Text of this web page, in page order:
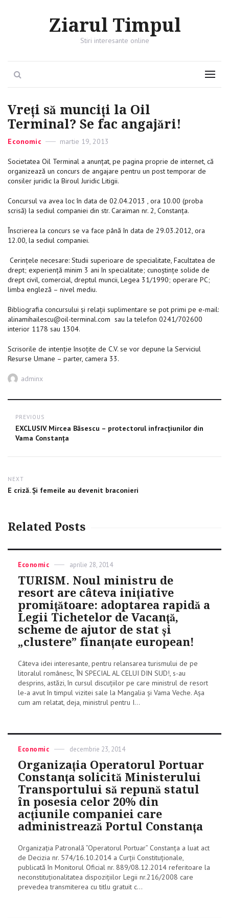
Ziarul Timpul
Stiri interesante online
Menu
Vreți să munciți la Oil
Terminal? Se fac angajări!
Categories
Economic
Posted
martie 19, 2013
Societatea Oil Terminal a anunțat, pe pagina proprie de internet, că
organizează un concurs de angajare pentru un post temporar de
consiler juridic la Biroul Juridic Litigii.
Concursul va avea loc în data de 02.04.2013 , ora 10.00 (proba
scrisă) la sediul companiei din str. Caraiman nr. 2, Constanța.
Înscrierea la concurs se va face până în data de 29.03.2012, ora
12.00, la sediul companiei.
Cerințele necesare: Studii superioare de specialitate, Facultatea de
drept; experiență minim 3 ani în specialitate; cunoștințe solide de
drept civil, comercial, dreptul muncii, Legea 31/1990; operare PC;
limba engleză – nivel mediu.
Bibliografia concursului și relații suplimentare se pot primi pe e-mail:
alinamihailescu@oil-terminal.com sau la telefon 0241/702600
interior 1178 sau 1304.
Scrisorile de intenție însoțite de C.V. se vor depune la Serviciul
Resurse Umane – parter, camera 33.
Author
adminx
Post
navigation
PREVIOUS
Previous
post:
EXCLUSIV. Mircea Băsescu – protectorul infracţiunilor din
Vama Constanţa
NEXT
Next
E criză. Și femeile au devenit braconieri
Related Posts
Categories
Economic
Posted
aprilie 28, 2014
TURISM. Noul ministru de
resort are câteva iniţiative
promiţătoare: adoptarea rapidă a
Legii Tichetelor de Vacanţă,
scheme de ajutor de stat şi
„clustere” finanţate european!
Câteva idei interesante, pentru relansarea turismului de pe
litoralul românesc, ÎN SPECIAL AL CELUI DIN SUD!, s-au
desprins, astăzi, în cursul discuţiilor pe care ministrul de resort
le-a avut în timpul vizitei sale la Mangalia şi Vama Veche. Aşa
cum am relatat, deja, ministrul pentru I...
Categories
Economic
Posted
on
decembrie 23, 2014
Organizația Operatorul Portuar
Constanța solicită Ministerului
Transportului să repună statul
în posesia celor 20% din
acțiunile companiei care
administrează Portul Constanța
Organizația Patronală ”Operatorul Portuar” Constanța a luat act
de Decizia nr. 574/16.10.2014 a Curții Constituționale,
publicată în Monitorul Oficial nr. 889/08.12.2014 referitoare la
neconstituționalitatea dispozițiilor Legii nr.216/2008 care
prevedea transmiterea cu titlu gratuit c...